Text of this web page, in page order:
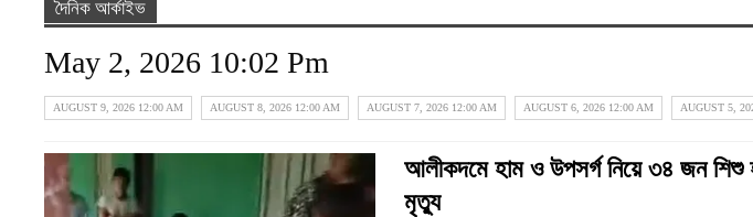
দৈনিক আর্কাইভ
May 2, 2026 10:02 Pm
AUGUST 9, 2026 12:00 AM AUGUST 8, 2026 12:00 AM AUGUST 7, 2026 12:00 AM AUGUST 6, 2026 12:00 AM AUGUST 5,
আলীকদমে হাম ও উপসর্গ নিয়ে ৩৪ জন শিশু
মৃত্যু